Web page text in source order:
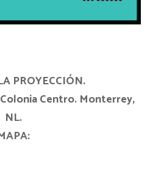
PROYECCIÓN.
Centro. Monterrey,
NL.